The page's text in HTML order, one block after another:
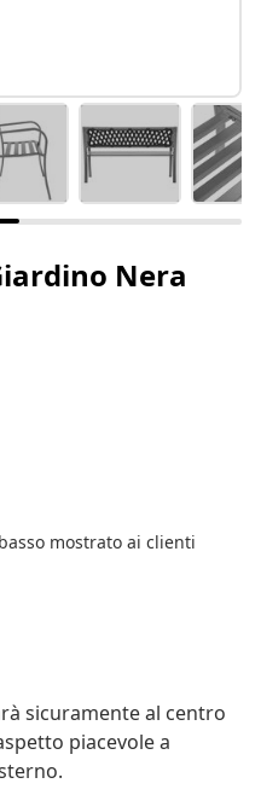
Nera
mostrato ai clienti
sicuramente al centro
piacevole a